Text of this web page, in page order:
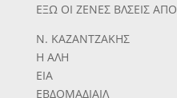
ΕΞΩ ΟΙ ΖΕΝΕΣ ΒΛΣΕΙΣ
Ν. ΚΑΖΑΝΤΖΑΚΗΣ
Η ΑΛΗ
ΕΙΑ
ΕΒΔΟΜΑΔΙΑΙΛ